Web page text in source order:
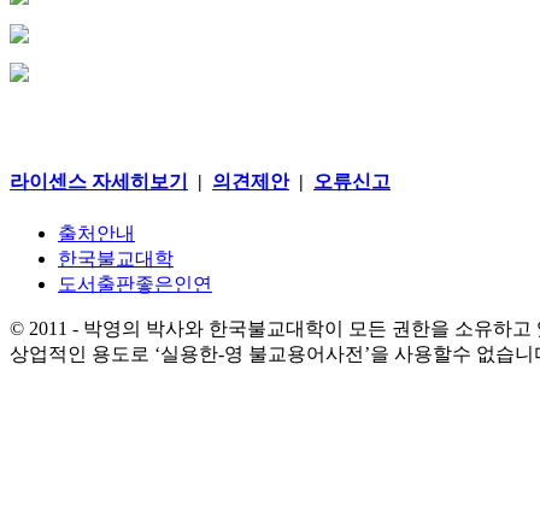
라이센스 자세히보기 | 의견제안| 오류신고
출처안내
한국불교대학
도서출판좋은인연
© 2011 - 박영의 박사와 한국불교대학이 모든 권한을 소유하고
상업적인 용도로 ‘실용한-영 불교용어사전’을 사용할수 없습니